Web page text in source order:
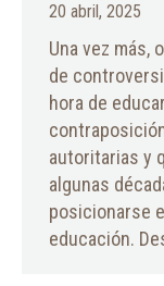
20 abril, 2025
Una vez más,
de
hora de
autoritarias y
algunas
posicionarse
educación.